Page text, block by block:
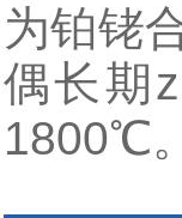
为铂铑
偶长期
1800℃